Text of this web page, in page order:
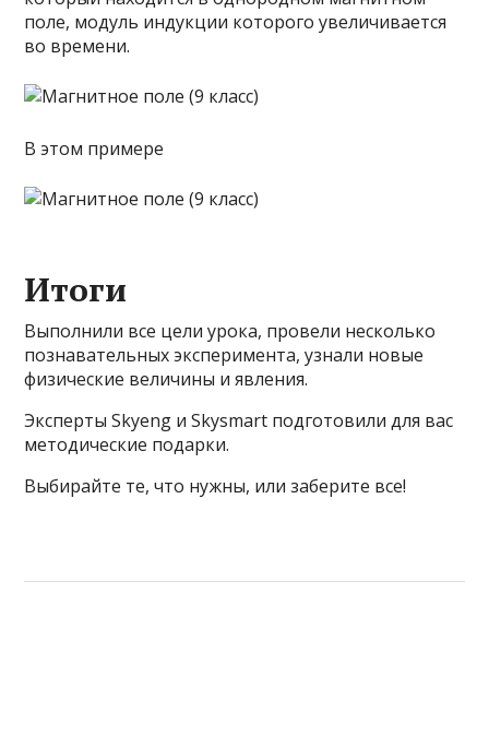
поле, модуль индукции которого увеличивается
во времени.
В этом примере
Итоги
Выполнили все цели урока, провели несколько
познавательных эксперимента, узнали новые
физические величины и явления.
Эксперты Skyeng и Skysmart подготовили для вас
методические подарки.
Выбирайте те, что нужны, или заберите все!